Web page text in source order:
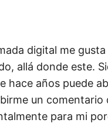
digital me
allá donde este.
hace años puede
un comentario
para mi